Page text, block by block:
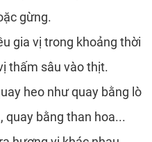
gừng.
gia vị trong khoảng thời
thấm sâu vào thịt.
heo như quay bằng lò
quay bằng than hoa...